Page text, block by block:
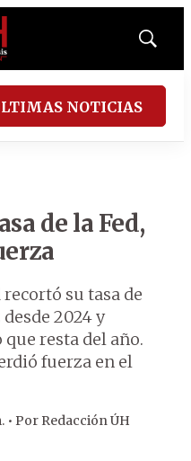
Mostrar
NOTICIAS
de la Fed,
su tasa de
2024 y
resta del año.
fuerza en el
• Por Redacción ÚH